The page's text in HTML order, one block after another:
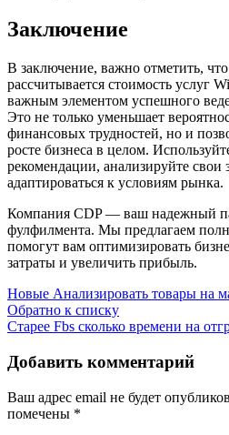
Заключение
В заключение, важно отметить,
рассчитывается стоимость услуг
важным элементом успешного
Это не только уменьшает
финансовых трудностей, но и
росте бизнеса в целом.
рекомендации, анализируйте свои
адаптироваться к условиям рынка.
Компания CDP — ваш надежный
фулфилмента. Мы предлагаем
помогут вам оптимизировать
затраты и увеличить прибыль.
Новые Анализировать товары на
Обратно к списку
Старее Fbs сколько времени на
Добавить комментарий
Ваш адрес email не будет
помечены *